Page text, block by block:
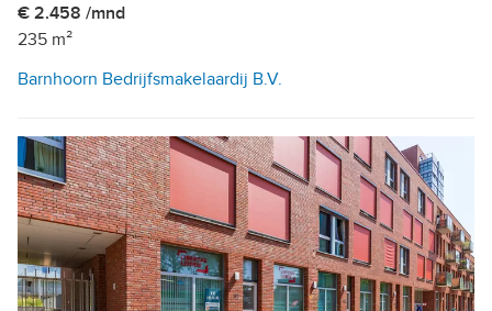
€ 2.458 /mnd
235 m²
Barnhoorn Bedrijfsmakelaardij B.V.